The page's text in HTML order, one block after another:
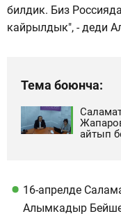
билдик. Биз
кайрылдык", - деди
Тема боюнча:
айтып
16-апрелде
Алымкадыр